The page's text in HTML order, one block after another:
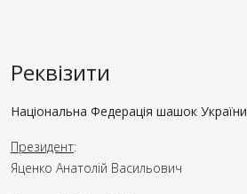
Реквізити
Національна Федерація шашок
Президент:
Яценко Анатолій Васильович